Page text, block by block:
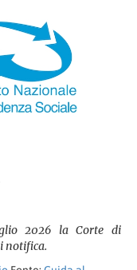
2026 la Corte di
notifica.